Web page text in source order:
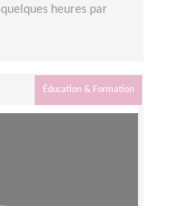
quelques heures par
Éducation & Formation